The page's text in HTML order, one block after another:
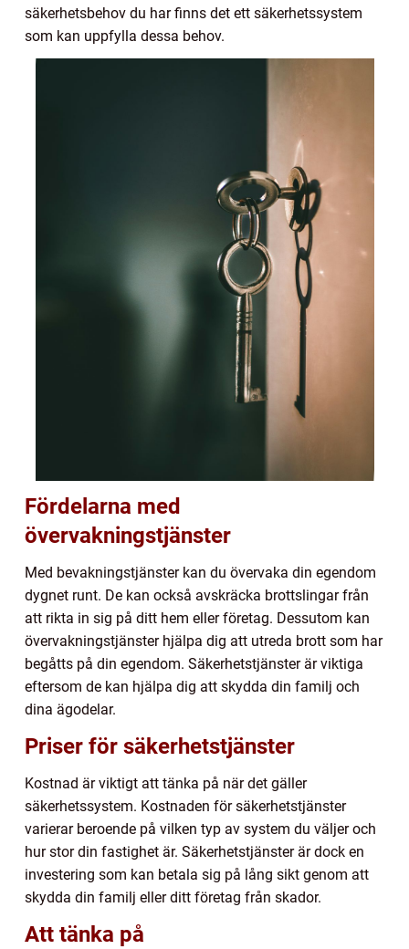
säkerhetsbehov du har finns det ett säkerhetssystem
som kan uppfylla dessa behov.
Fördelarna med
övervakningstjänster
Med bevakningstjänster kan du övervaka din egendom
dygnet runt. De kan också avskräcka brottslingar från
att rikta in sig på ditt hem eller företag. Dessutom kan
övervakningstjänster hjälpa dig att utreda brott som har
begåtts på din egendom. Säkerhetstjänster är viktiga
eftersom de kan hjälpa dig att skydda din familj och
dina ägodelar.
Priser för säkerhetstjänster
Kostnad är viktigt att tänka på när det gäller
säkerhetssystem. Kostnaden för säkerhetstjänster
varierar beroende på vilken typ av system du väljer och
hur stor din fastighet är. Säkerhetstjänster är dock en
investering som kan betala sig på lång sikt genom att
skydda din familj eller ditt företag från skador.
Att tänka på